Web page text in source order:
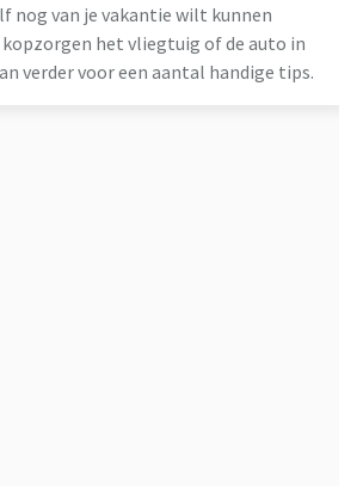
nog van je vakantie wilt kunnen
het vliegtuig of de auto in
verder voor een aantal handige tips.